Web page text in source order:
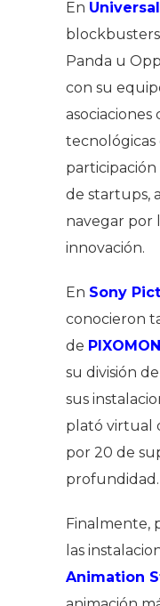
En
Panda u
con su
asociaciones
tecnológicas
de startups,
navegar por
innovación.
En Sony
conocieron
de
su división
sus
plató virtual
por 20 de
profundidad.
Finalmente,
las
Animation